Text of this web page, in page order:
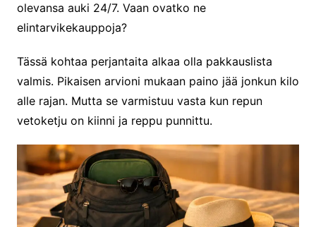
olevansa auki 24/7. Vaan ovatko ne
elintarvikekauppoja?
Tässä kohtaa perjantaita alkaa olla pakkauslista
valmis. Pikaisen arvioni mukaan paino jää jonkun kilo
alle rajan. Mutta se varmistuu vasta kun repun
vetoketju on kiinni ja reppu punnittu.